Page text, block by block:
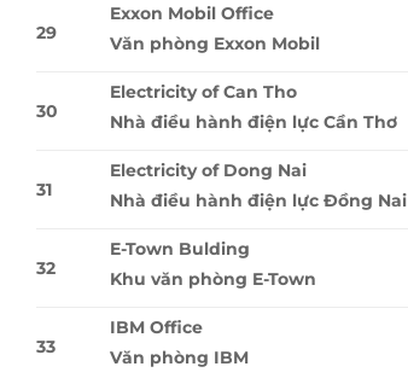
29
Exxon Mobil Office
Văn phòng Exxon Mobil
30
Electricity of Can Tho
Nhà điều hành điện lực Cần Thơ
31
Electricity of Dong Nai
Nhà điều hành điện lực Ðồng Nai
32
E-Town Bulding
Khu văn phòng E-Town
33
IBM Office
Văn phòng IBM